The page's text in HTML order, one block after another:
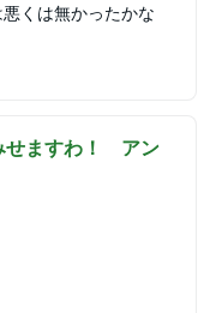
くは無かったかな
せますわ！ アン